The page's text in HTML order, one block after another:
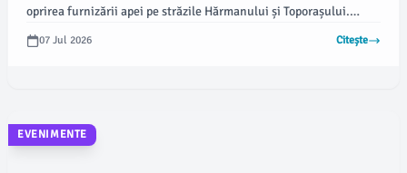
oprirea furnizării apei pe străzile Hărmanului și Toporașului.
Reprezentanții companiei își cer scuze pentru neplăcerile
cauzate și își mulțumesc clienților pentru înțelegere.
07 Jul 2026 Citește
EVENIMENTE